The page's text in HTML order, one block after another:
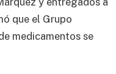
que el Grupo
medicamentos se